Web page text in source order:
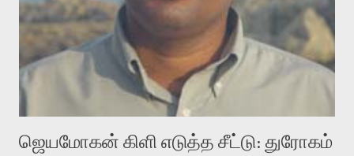
வைத்து விட்டு இயக்கத்தை அறிவோம். அறிதல் அபச்சாரமில்லை.
பயணப் படிமம் என்பது காக்னிடிவ் பொயடிக்ஸ் எனும் சமகால
விமர்சனத்தின் ஒரு முக்கிய கருவி. இக்கருவியை மனுஷ்யபுத்திரனின்
“காலை வணக்கங்கள்” எனும் ஒரு கவிதையில் சொருகப் போகிறோம்.
முதலில் கருவியை பழகுவோம். அன்றாட மொழியில் ஒன்று ம...
ஜெயமோகன் கிளி எடுத்த சீட்டு: துரோகம்